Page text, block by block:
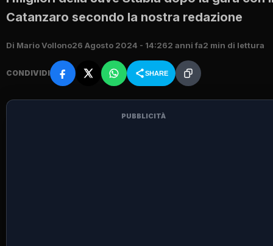
Catanzaro secondo la nostra redazione
Di Mario Vollono26 Agosto 2024 - 14:262 anni fa2 min di lettura
CONDIVIDI SHARE
PUBBLICITÀ